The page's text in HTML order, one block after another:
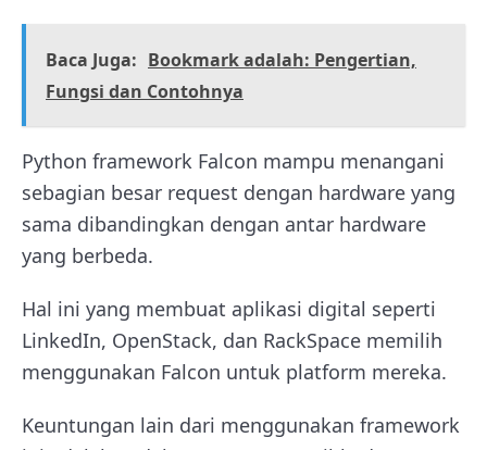
Baca Juga: Bookmark adalah: Pengertian,
Fungsi dan Contohnya
Python framework Falcon mampu menangani
sebagian besar request dengan hardware yang
sama dibandingkan dengan antar hardware
yang berbeda.
Hal ini yang membuat aplikasi digital seperti
LinkedIn, OpenStack, dan RackSpace memilih
menggunakan Falcon untuk platform mereka.
Keuntungan lain dari menggunakan framework